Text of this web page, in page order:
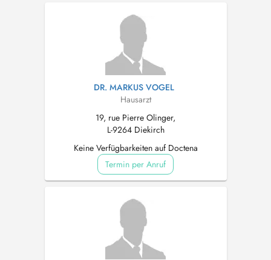
DR. MARKUS VOGEL
Hausarzt
19, rue Pierre Olinger,
L-9264 Diekirch
Keine Verfügbarkeiten auf Doctena
Termin per Anruf